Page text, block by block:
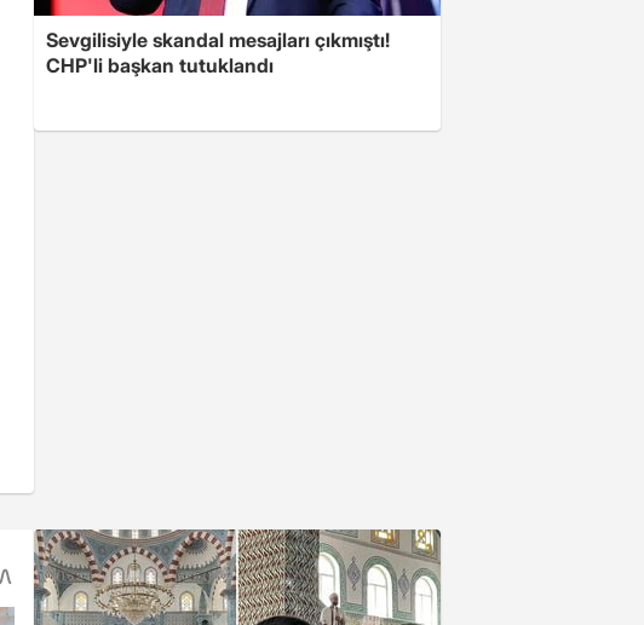
Sevgilisiyle skandal mesajları çıkmıştı!
CHP'li başkan tutuklandı